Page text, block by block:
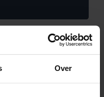
Over
nationaliteit)